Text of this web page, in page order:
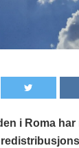
i Roma